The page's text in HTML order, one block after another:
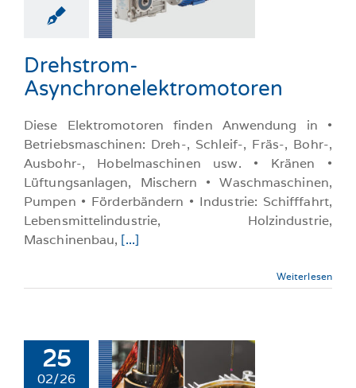
Drehstrom-
Asynchronelektromotoren
Diese Elektromotoren finden Anwendung in •
Betriebsmaschinen: Dreh-, Schleif-, Fräs-, Bohr-,
Ausbohr-, Hobelmaschinen usw. • Kränen •
Lüftungsanlagen, Mischern • Waschmaschinen,
Pumpen • Förderbändern • Industrie: Schifffahrt,
Lebensmittelindustrie, Holzindustrie,
Maschinenbau, [...]
Weiterlesen
25
02/26